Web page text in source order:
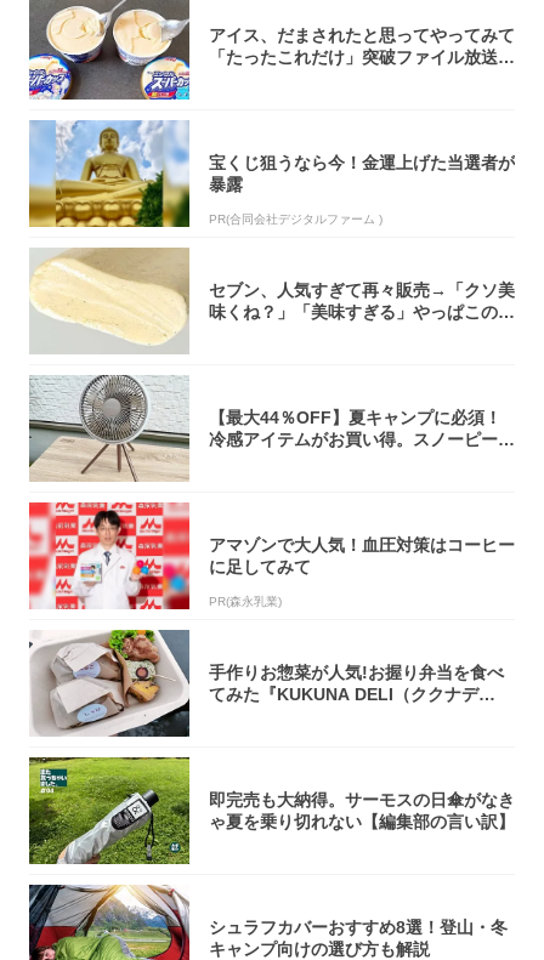
アイス、だまされたと思ってやってみて
「たったこれだけ」突破ファイル放送で
宝くじ狙うなら今！金運上げた当選者が
暴露
PR(合同会社デジタルファーム )
セブン、人気すぎて再々販売→「クソ美
味くね？」「美味すぎる」やっぱこのク
【最大44％OFF】夏キャンプに必須！
冷感アイテムがお買い得。スノーピー
アマゾンで大人気！血圧対策はコーヒー
に足してみて
PR(森永乳業)
手作りお惣菜が人気!お握り弁当を食べ
てみた『KUKUNA DELI（ククナデ
即完売も大納得。サーモスの日傘がなき
ゃ夏を乗り切れない【編集部の言い訳】
シュラフカバーおすすめ8選！登山・冬
キャンプ向けの選び方も解説